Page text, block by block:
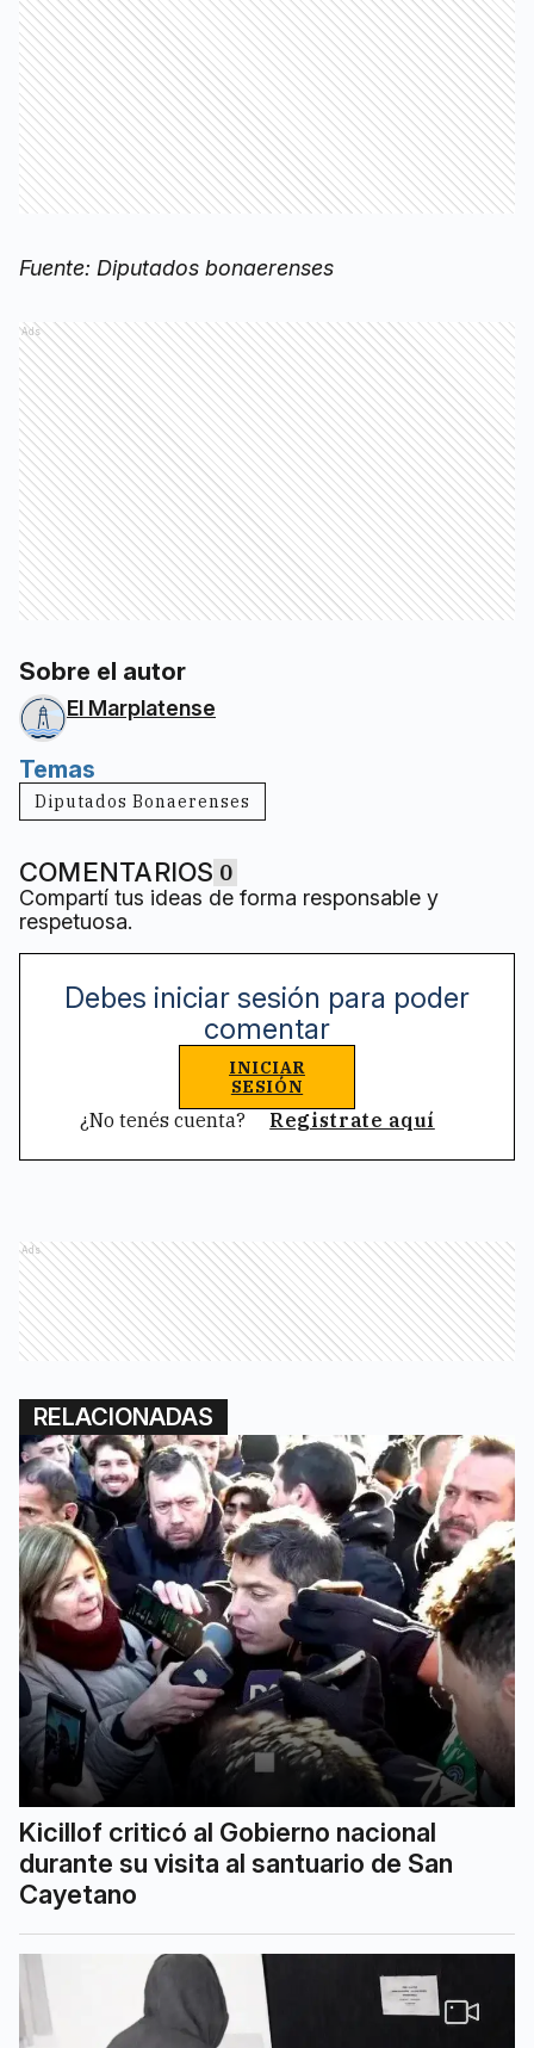
Fuente: Diputados bonaerenses
Ads
Sobre el autor
El Marplatense
Temas
Diputados Bonaerenses
COMENTARIOS 0
Compartí tus ideas de forma responsable y
respetuosa.
Debes iniciar sesión para poder
comentar
INICIAR
SESIÓN
¿No tenés cuenta? Registrate aquí
Ads
RELACIONADAS
Kicillof criticó al Gobierno nacional
durante su visita al santuario de San
Cayetano